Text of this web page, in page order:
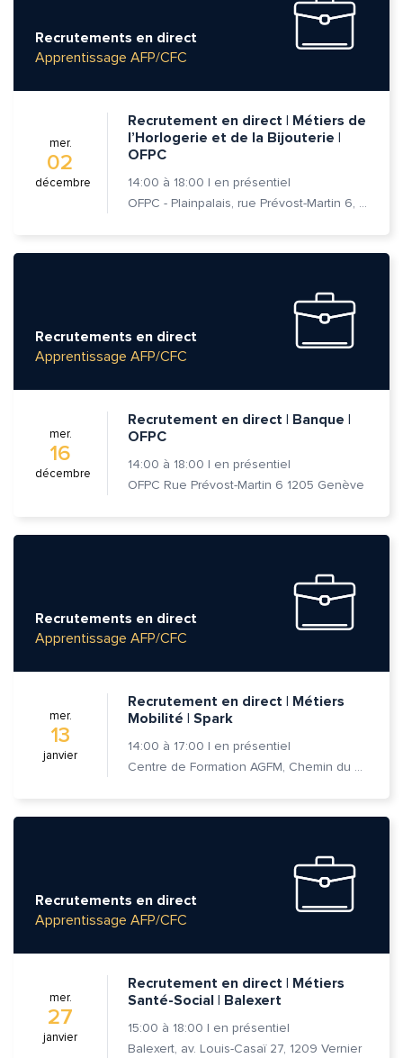
Recrutements en direct
Apprentissage AFP/CFC
mer.
02
décembre
Recrutement en direct | Métiers de
l’Horlogerie et de la Bijouterie |
OFPC
14:00 à 18:00 | en présentiel
OFPC - Plainpalais, rue Prévost-Martin 6, 1205 Genève
Recrutements en direct
Apprentissage AFP/CFC
mer.
16
décembre
Recrutement en direct | Banque |
OFPC
14:00 à 18:00 | en présentiel
OFPC Rue Prévost-Martin 6 1205 Genève
Recrutements en direct
Apprentissage AFP/CFC
mer.
13
janvier
Recrutement en direct | Métiers
Mobilité | Spark
14:00 à 17:00 | en présentiel
Centre de Formation AGFM, Chemin du Champ-des-Filles 6A 1er étage, 1228 Plan-les-Ouates
Recrutements en direct
Apprentissage AFP/CFC
mer.
27
janvier
Recrutement en direct | Métiers
Santé-Social | Balexert
15:00 à 18:00 | en présentiel
Balexert, av. Louis-Casaï 27, 1209 Vernier